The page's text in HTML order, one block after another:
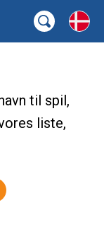
til spil,
liste,